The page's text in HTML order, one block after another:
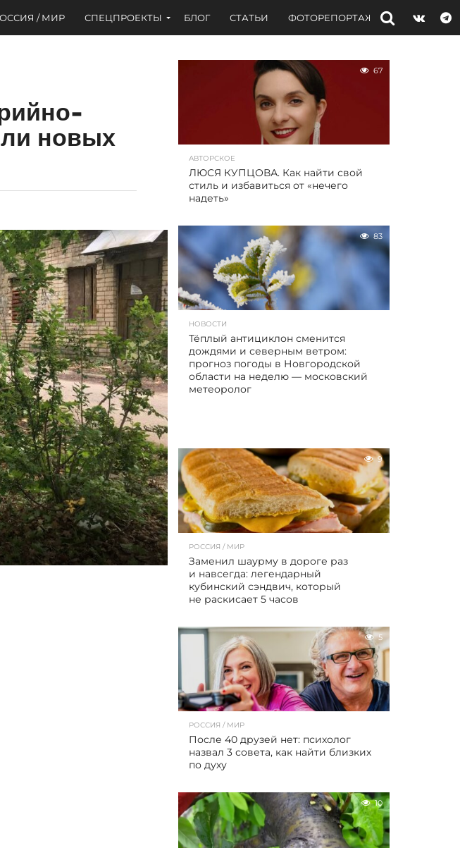
/ МИР СПЕЦПРОЕКТЫ БЛОГ СТАТЬИ ФОТОРЕПОРТАЖИ ИНТЕРВЬЮ
новых
67
АВТОРСКОЕ
ЛЮСЯ КУПЦОВА. Как найти свой
стиль и избавиться от «нечего
надеть»
83
НОВОСТИ
Тёплый антициклон сменится
дождями и северным ветром:
прогноз погоды в Новгородской
области на неделю — московский
метеоролог
9
РОССИЯ / МИР
Заменил шаурму в дороге раз
и навсегда: легендарный
кубинский сэндвич, который
не раскисает 5 часов
5
РОССИЯ / МИР
После 40 друзей нет: психолог
назвал 3 совета, как найти близких
по духу
10